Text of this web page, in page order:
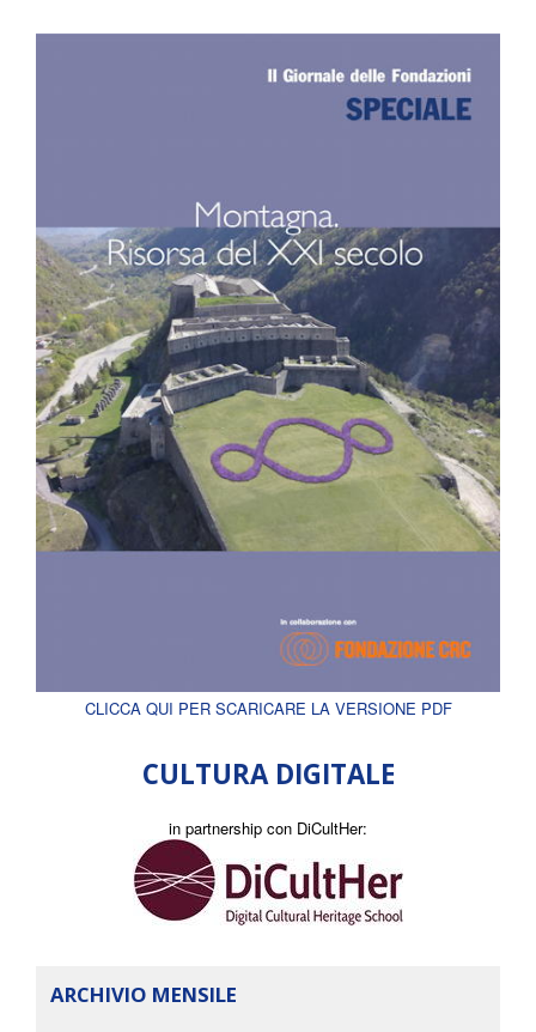
CLICCA QUI PER SCARICARE LA VERSIONE PDF
CULTURA DIGITALE
in partnership con DiCultHer:
ARCHIVIO MENSILE